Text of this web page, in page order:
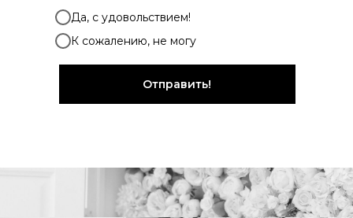
Да, с удовольствием!
К сожалению, не могу
Отправить!